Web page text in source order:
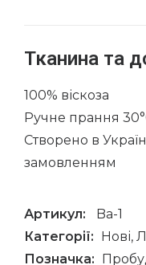
Тканина та
100% віскоза
Ручне прання
Створено в
замовленням
Артикул:
Ba-1
Категорії: Нові,
Позначка: